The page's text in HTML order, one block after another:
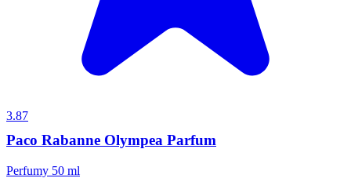
3.87
Paco Rabanne Olympea Parfum
Perfumy 50 ml